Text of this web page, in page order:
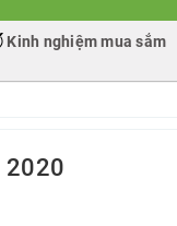
Kinh nghiệm mua sắm
2020